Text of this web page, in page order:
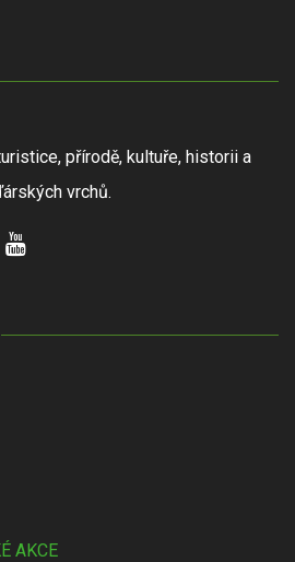
přírodě, kultuře, historii a
vrchů.
AKCE